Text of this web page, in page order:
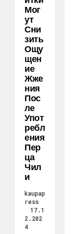
Мог
Ут
Сни
Зить
Ощу
Щен
Ие
Жже
Ния
Пос
Ле
Упот
Ребл
Ения
Пер
Ца
Чил
И
kaupap
ress
17.1
2.202
4